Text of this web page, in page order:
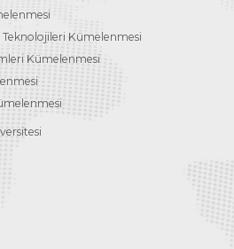
Kümelenmesi
Kümelenmesi